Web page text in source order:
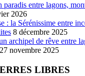
entre lagons,
2026
: la Sérénissime entre
8 décembre 2025
archipel de rêve entre
27 novembre 2025
LIBRES